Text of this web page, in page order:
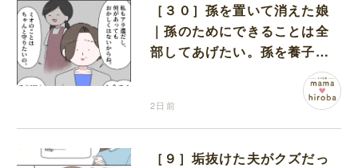
［３０］孫を置いて消えた娘
｜孫のためにできることは全
部してあげたい。孫を養子に
2日前
［９］垢抜けた夫がクズだっ